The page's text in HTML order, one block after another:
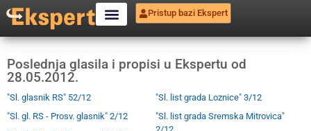
Pristup bazi Ekspert
Poslednja glasila i propisi u Ekspertu od
28.05.2012.
"Sl. glasnik RS" 52/12
"Sl. gl. RS - Prosv. glasnik" 2/12
"Sl. list grada Loznice" 3/12
"Sl. list grada Sremska Mitrovica"